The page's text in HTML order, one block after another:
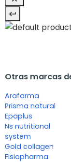
Otras marcas
Arafarma
Prisma natural
Epaplus
Ns nutritional
system
Gold collagen
Fisiopharma